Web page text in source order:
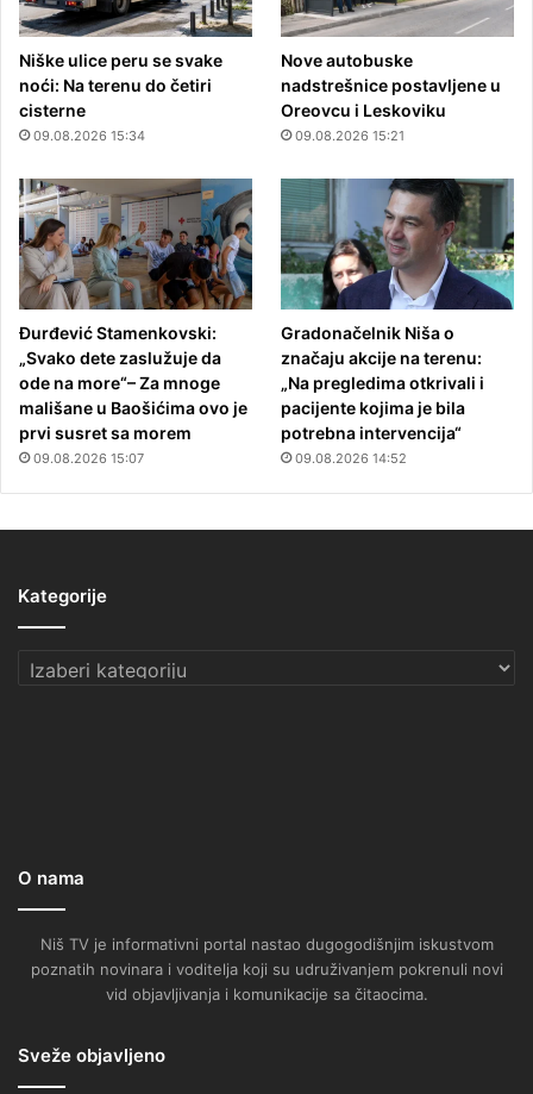
Niške ulice peru se svake
noći: Na terenu do četiri
cisterne
09.08.2026 15:34
Nove autobuske
nadstrešnice postavljene u
Oreovcu i Leskoviku
09.08.2026 15:21
Đurđević Stamenkovski:
„Svako dete zaslužuje da
ode na more“– Za mnoge
mališane u Baošićima ovo je
prvi susret sa morem
09.08.2026 15:07
Gradonačelnik Niša o
značaju akcije na terenu:
„Na pregledima otkrivali i
pacijente kojima je bila
potrebna intervencija“
09.08.2026 14:52
Kategorije
Kategorije
O nama
Niš TV je informativni portal nastao dugogodišnjim iskustvom
poznatih novinara i voditelja koji su udruživanjem pokrenuli novi
vid objavljivanja i komunikacije sa čitaocima.
Sveže objavljeno